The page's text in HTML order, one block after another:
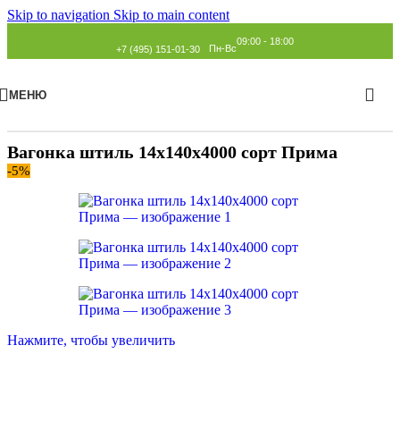
Skip to navigation Skip to main content
+7 (495) 151-01-30 Пн-Вс
09:00 - 18:00
МЕНЮ
Вагонка штиль 14х140х4000 сорт Прима
-5%
Нажмите, чтобы увеличить